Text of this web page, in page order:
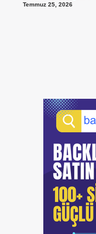
Temmuz 25, 2026